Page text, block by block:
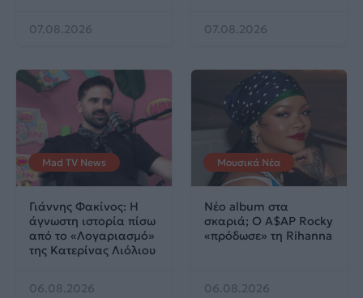
07.08.2026 07.08.2026
Mad TV News
Γιάννης Φακίνος: Η
άγνωστη ιστορία πίσω
από το «Λογαριασμό»
της Κατερίνας Λιόλιου
06.08.2026
Μουσικά Νέα
Νέο album στα
σκαριά; Ο A$AP Rocky
«πρόδωσε» τη Rihanna
06.08.2026